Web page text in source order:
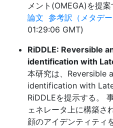
メント(OMEGA)を提案
論文 参考訳（メタデー
01:29:06 GMT)
RiDDLE: Reversible
identification with
本研究は、Reversible
identification with
RiDDLEを提示する。
ェネレータ上に構築さ
顔のアイデンティティ